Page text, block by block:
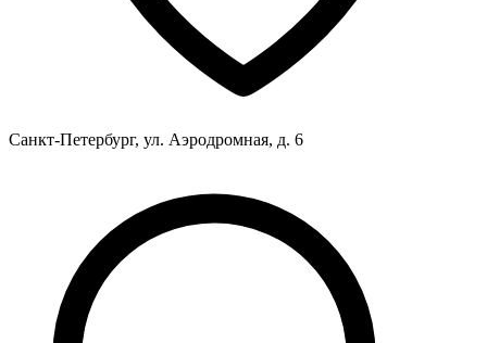
Санкт-Петербург, ул. Аэродромная, д. 6